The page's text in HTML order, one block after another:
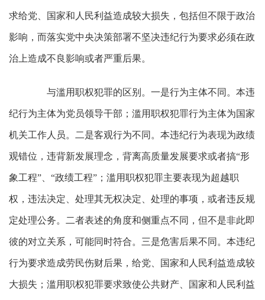
求给党、国家和人民利益造成较大损失，包括但不限于政治
影响，而落实党中央决策部署不坚决违纪行为要求必须在政
治上造成不良影响或者严重后果。
与滥用职权犯罪的区别。一是行为主体不同。本违
纪行为主体为党员领导干部；滥用职权犯罪行为主体为国家
机关工作人员。二是客观行为不同。本违纪行为表现为政绩
观错位，违背新发展理念，背离高质量发展要求或者搞“形
象工程”、“政绩工程”；滥用职权犯罪主要表现为超越职
权，违法决定、处理其无权决定、处理的事项，或者违反规
定处理公务。二者表述的角度和侧重点不同，但不是非此即
彼的对立关系，可能同时符合。三是危害后果不同。本违纪
行为要求造成劳民伤财后果，给党、国家和人民利益造成较
大损失；滥用职权犯罪要求致使公共财产、国家和人民利益